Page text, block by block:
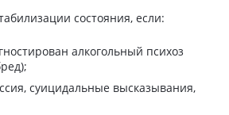
состояния, если:
алкогольный психоз
суицидальные высказывания,